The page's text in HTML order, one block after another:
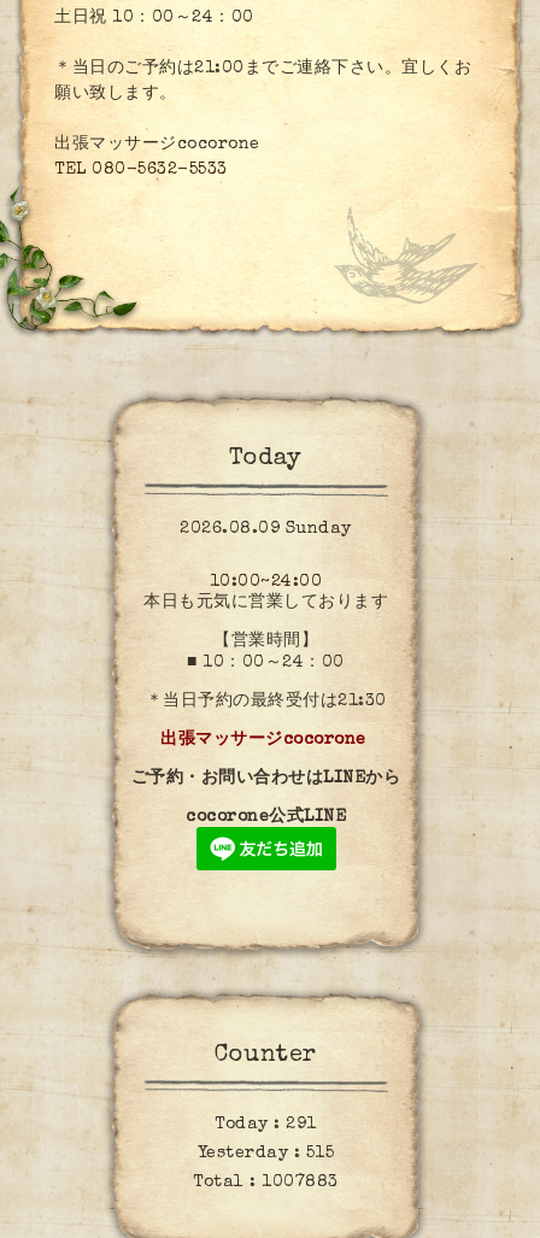
土日祝 10：00～24：00
＊当日のご予約は21:00までご連絡下さい。宜しくお
願い致します。
出張マッサージcocorone
TEL 080-5632-5533
Today
2026.08.09 Sunday
10:00~24:00
本日も元気に営業しております
【営業時間】
■ 10：00～24：00
＊当日予約の最終受付は21:30
出張マッサージcocorone
ご予約・お問い合わせはLINEから
cocorone公式LINE
Counter
Today :291
Yesterday : 515
Total :1007883